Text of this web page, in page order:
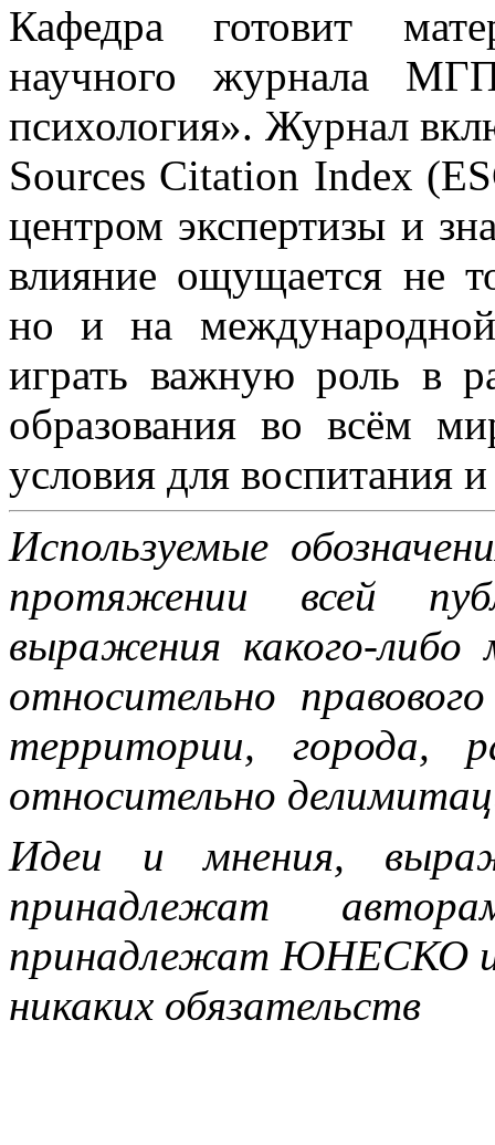
Кафедра готовит
научного журнала
психология». Журнал
Sources Citation Index
центром экспертизы и
влияние ощущается не
но и на
играть важную роль в
образования во всём
условия для воспитания
Используемые
протяжении всей
выражения какого-
относительно
территории, города,
относительно
Идеи и мнения,
принадлежат
принадлежат ЮНЕСКО и
никаких обязательств